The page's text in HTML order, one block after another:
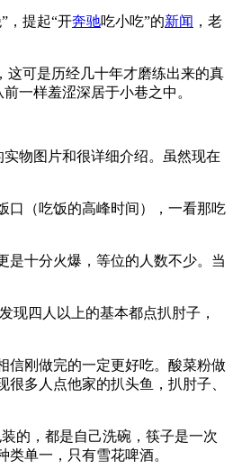
，提起“开奔驰吃小吃”的新闻 ，老
这可是历经几十年才磨练出来的真
一样羞涩深居于小巷之中。
实物图片和很详细介绍。虽然现在
口（吃饭的高峰时间），一看那吃
是十分火爆，等位的人数不少。当
现四人以上的基本都点扒肘子，
信刚做完的一定更好吃。酸菜粉做
多人点他家的扒头鱼，扒肘子、
的，都是自己洗碗，筷子是一次
单一，只有雪花啤酒。